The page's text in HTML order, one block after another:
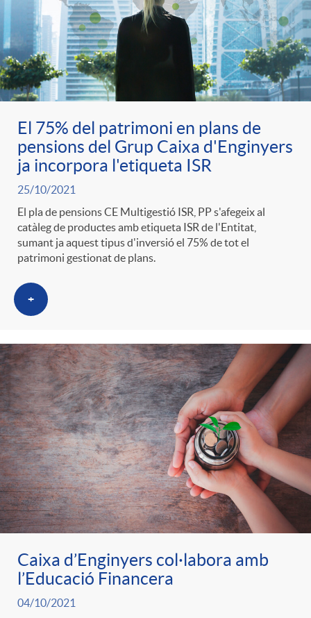
El 75% del patrimoni en plans de
pensions del Grup Caixa d'Enginyers
ja incorpora l'etiqueta ISR
25/10/2021
El pla de pensions CE Multigestió ISR, PP s'afegeix al
catàleg de productes amb etiqueta ISR de l'Entitat,
sumant ja aquest tipus d'inversió el 75% de tot el
patrimoni gestionat de plans.
+
Caixa d’Enginyers col·labora amb
l’Educació Financera
04/10/2021